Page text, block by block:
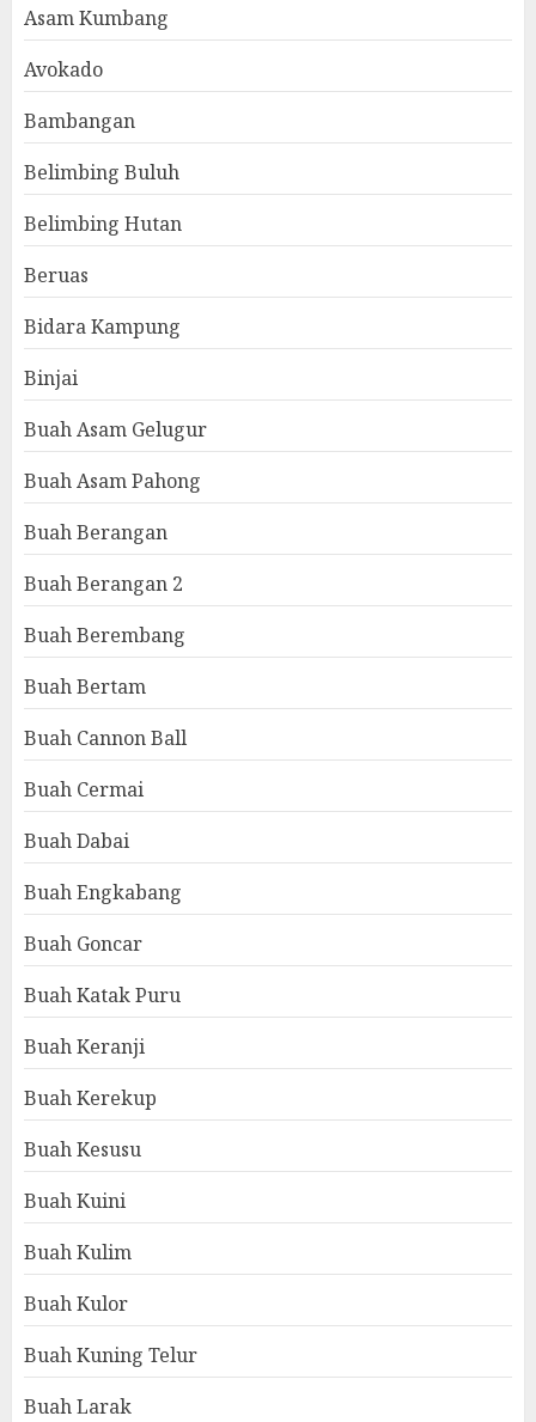
Asam Kumbang
Avokado
Bambangan
Belimbing Buluh
Belimbing Hutan
Beruas
Bidara Kampung
Binjai
Buah Asam Gelugur
Buah Asam Pahong
Buah Berangan
Buah Berangan 2
Buah Berembang
Buah Bertam
Buah Cannon Ball
Buah Cermai
Buah Dabai
Buah Engkabang
Buah Goncar
Buah Katak Puru
Buah Keranji
Buah Kerekup
Buah Kesusu
Buah Kuini
Buah Kulim
Buah Kulor
Buah Kuning Telur
Buah Larak